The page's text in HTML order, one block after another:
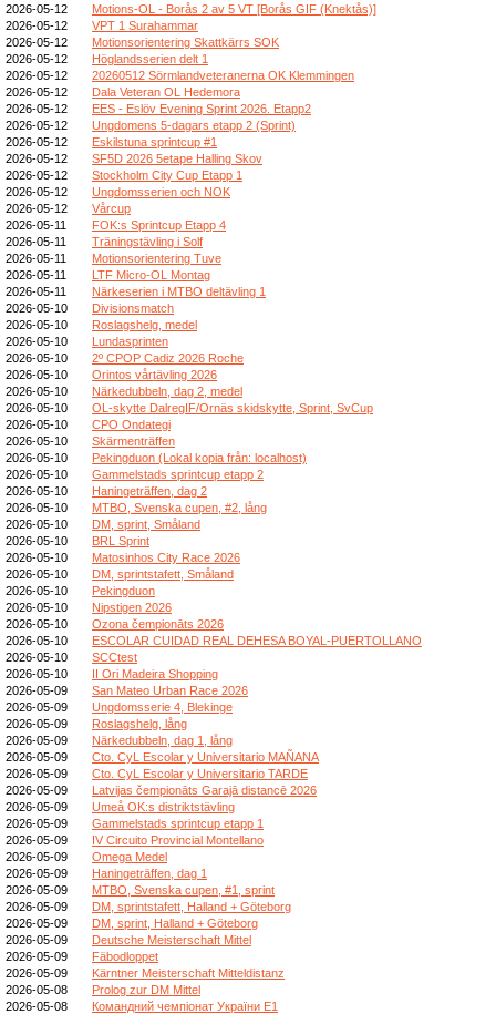
2026-05-12
Motions-OL - Borås 2 av 5 VT [Borås GIF (Knektås)]
2026-05-12
VPT 1 Surahammar
2026-05-12
Motionsorientering Skattkärrs SOK
2026-05-12
Höglandsserien delt 1
2026-05-12
20260512 Sörmlandveteranerna OK Klemmingen
2026-05-12
Dala Veteran OL Hedemora
2026-05-12
EES - Eslöv Evening Sprint 2026. Etapp2
2026-05-12
Ungdomens 5-dagars etapp 2 (Sprint)
2026-05-12
Eskilstuna sprintcup #1
2026-05-12
SF5D 2026 5etape Halling Skov
2026-05-12
Stockholm City Cup Etapp 1
2026-05-12
Ungdomsserien och NOK
2026-05-12
Vårcup
2026-05-11
FOK:s Sprintcup Etapp 4
2026-05-11
Träningstävling i Solf
2026-05-11
Motionsorientering Tuve
2026-05-11
LTF Micro-OL Montag
2026-05-11
Närkeserien i MTBO deltävling 1
2026-05-10
Divisionsmatch
2026-05-10
Roslagshelg, medel
2026-05-10
Lundasprinten
2026-05-10
2º CPOP Cadiz 2026 Roche
2026-05-10
Orintos vårtävling 2026
2026-05-10
Närkedubbeln, dag 2, medel
2026-05-10
OL-skytte DalregIF/Ornäs skidskytte, Sprint, SvCup
2026-05-10
CPO Ondategi
2026-05-10
Skärmenträffen
2026-05-10
Pekingduon (Lokal kopia från: localhost)
2026-05-10
Gammelstads sprintcup etapp 2
2026-05-10
Haningeträffen, dag 2
2026-05-10
MTBO, Svenska cupen, #2, lång
2026-05-10
DM, sprint, Småland
2026-05-10
BRL Sprint
2026-05-10
Matosinhos City Race 2026
2026-05-10
DM, sprintstafett, Småland
2026-05-10
Pekingduon
2026-05-10
Nipstigen 2026
2026-05-10
Ozona čempionāts 2026
2026-05-10
ESCOLAR CUIDAD REAL DEHESA BOYAL-PUERTOLLANO
2026-05-10
SCCtest
2026-05-10
II Ori Madeira Shopping
2026-05-09
San Mateo Urban Race 2026
2026-05-09
Ungdomsserie 4, Blekinge
2026-05-09
Roslagshelg, lång
2026-05-09
Närkedubbeln, dag 1, lång
2026-05-09
Cto. CyL Escolar y Universitario MAÑANA
2026-05-09
Cto. CyL Escolar y Universitario TARDE
2026-05-09
Latvijas čempionāts Garajā distancē 2026
2026-05-09
Umeå OK:s distriktstävling
2026-05-09
Gammelstads sprintcup etapp 1
2026-05-09
IV Circuito Provincial Montellano
2026-05-09
Omega Medel
2026-05-09
Haningeträffen, dag 1
2026-05-09
MTBO, Svenska cupen, #1, sprint
2026-05-09
DM, sprintstafett, Halland + Göteborg
2026-05-09
DM, sprint, Halland + Göteborg
2026-05-09
Deutsche Meisterschaft Mittel
2026-05-09
Fäbodloppet
2026-05-09
Kärntner Meisterschaft Mitteldistanz
2026-05-08
Prolog zur DM Mittel
2026-05-08
Командний чемпіонат України E1